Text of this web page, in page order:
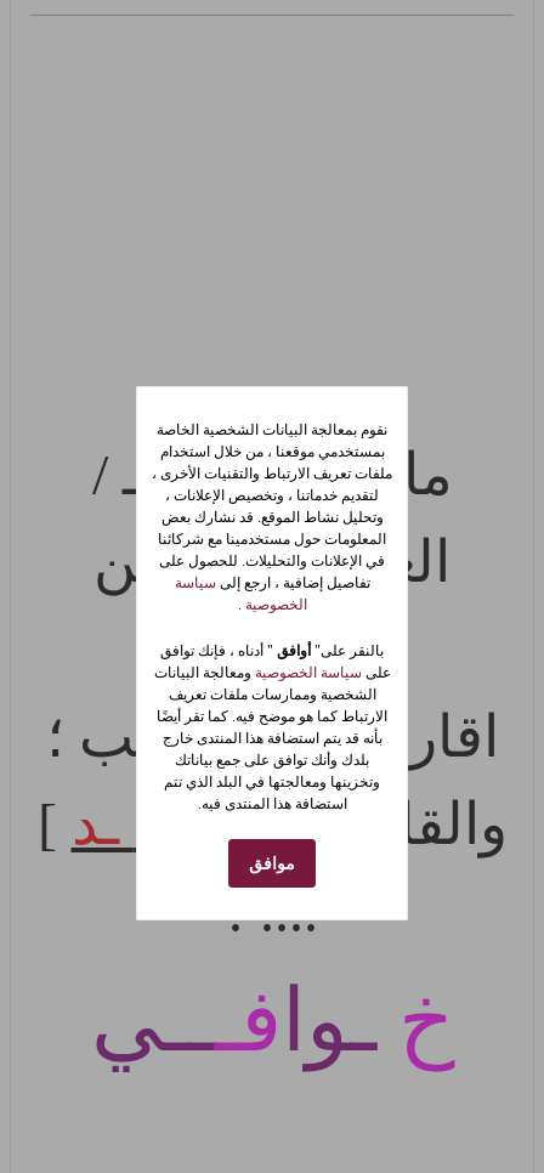
ما اقارنـك × بـ /
العـين ؛ والعـين
ثنتـين
اقارنـك بـ / القلـب ؛
والقلـب [ واحـ 1 ـد
]
.... !
خـوا فـــي
نقوم بمعالجة البيانات الشخصية الخاصة
بمستخدمي موقعنا ، من خلال استخدام
ملفات تعريف الارتباط والتقنيات الأخرى ،
لتقديم خدماتنا ، وتخصيص الإعلانات ،
وتحليل نشاط الموقع. قد نشارك بعض
المعلومات حول مستخدمينا مع شركائنا
في الإعلانات والتحليلات. للحصول على
تفاصيل إضافية ، ارجع إلى سياسة
الخصوصية .
بالنقر على" أوافق " أدناه ، فإنك توافق
على سياسة الخصوصية ومعالجة البيانات
الشخصية وممارسات ملفات تعريف
الارتباط كما هو موضح فيه. كما تقر أيضًا
بأنه قد يتم استضافة هذا المنتدى خارج
بلدك وأنك توافق على جمع بياناتك
وتخزينها ومعالجتها في البلد الذي تتم
استضافة هذا المنتدى فيه.
موافق